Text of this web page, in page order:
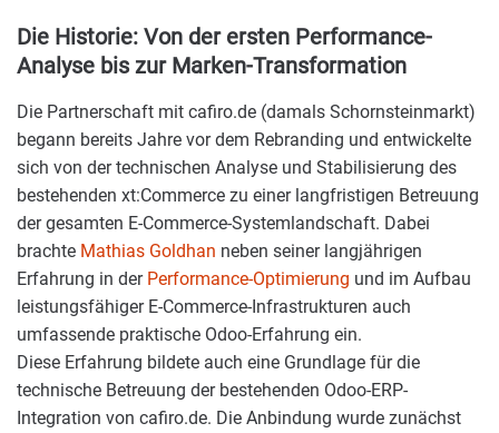
Die Historie: Von der ersten Performance-
Analyse bis zur Marken-Transformation
Die Partnerschaft mit cafiro.de (damals Schornsteinmarkt)
begann bereits Jahre vor dem Rebranding und entwickelte
sich von der technischen Analyse und Stabilisierung des
bestehenden xt:Commerce zu einer langfristigen Betreuung
der gesamten E-Commerce-Systemlandschaft. Dabei
brachte Mathias Goldhan neben seiner langjährigen
Erfahrung in der Performance-Optimierung und im Aufbau
leistungsfähiger E-Commerce-Infrastrukturen auch
umfassende praktische Odoo-Erfahrung ein.
Diese Erfahrung bildete auch eine Grundlage für die
technische Betreuung der bestehenden Odoo-ERP-
Integration von cafiro.de. Die Anbindung wurde zunächst